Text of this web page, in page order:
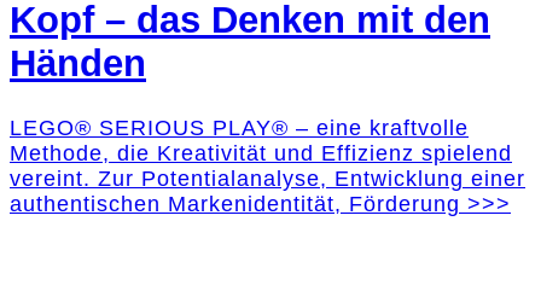
Kopf – das Denken mit den
Händen
LEGO® SERIOUS PLAY® – eine kraftvolle
Methode, die Kreativität und Effizienz spielend
vereint. Zur Potentialanalyse, Entwicklung einer
authentischen Markenidentität, Förderung >>>